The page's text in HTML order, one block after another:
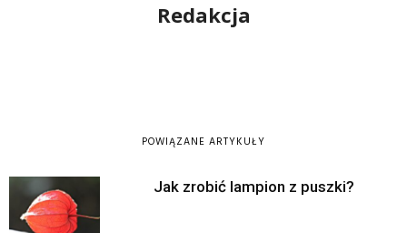
Redakcja
POWIĄZANE ARTYKUŁY
Jak zrobić lampion z puszki?